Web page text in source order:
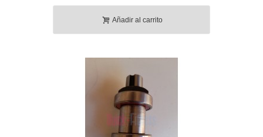
Añadir al carrito